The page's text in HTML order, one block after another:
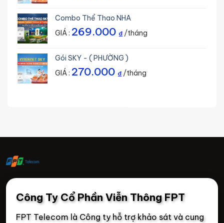
Combo Thể Thao NHA
GIÁ : 269.000 ₫/tháng
Gói SKY - ( PHƯỜNG )
GIÁ : 270.000 ₫/tháng
Công Ty Cổ Phần Viễn Thông FPT
FPT Telecom là Công ty hỗ trợ khảo sát và cung